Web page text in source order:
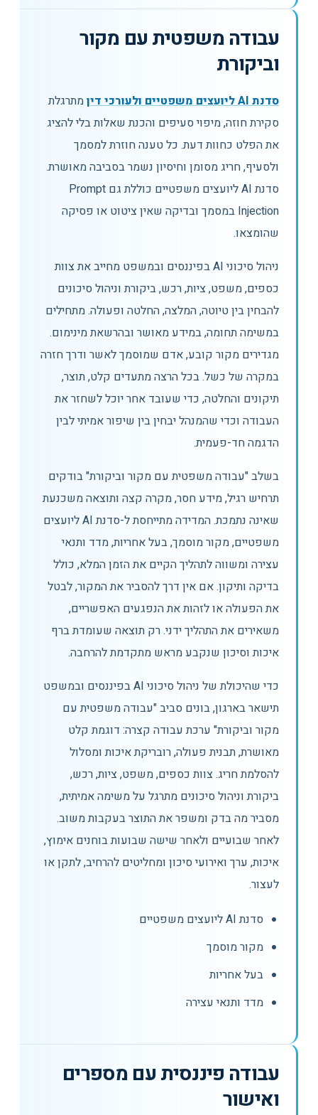
עבודה משפטית עם מקור
וביקורת
סדנת AI ליועצים משפטיים ולעורכי דין
מתרגלת
סקירת חוזה, מיפוי סעיפים והכנת שאלות בלי להציג
את הפלט כחוות דעת. כל טענה חוזרת למסמך
ולסעיף, חריג מסומן וחיסיון נשמר בסביבה מאושרת.
סדנת AI ליועצים משפטיים כוללת גם Prompt
Injection במסמך ובדיקה שאין ציטוט או פסיקה
שהומצאו.
ניהול סיכוני AI בפיננסים ובמשפט מחייב את צוות
כספים, משפט, ציות, רכש, ביקורת וניהול סיכונים
להבחין בין טיוטה, המלצה, החלטה ופעולה. מתחילים
במשימה תחומה, במידע מאושר ובהרשאת מינימום.
מגדירים מקור קובע, אדם שמוסמך לאשר ודרך חזרה
במקרה של כשל. בכל הרצה מתעדים קלט, תוצר,
תיקונים והחלטה, כדי שעובד אחר יוכל לשחזר את
העבודה וכדי שהמנהל יבחין בין שיפור אמיתי לבין
הדגמה חד-פעמית.
בשלב "עבודה משפטית עם מקור וביקורת" בודקים
תרחיש רגיל, מידע חסר, מקרה קצה ותוצאה משכנעת
שאינה נתמכת. המדידה מתייחסת ל-סדנת AI ליועצים
משפטיים, מקור מוסמך, בעל אחריות, מדד ותנאי
עצירה ומשווה לתהליך הקיים את הזמן המלא, כולל
בדיקה ותיקון. אם אין דרך להסביר את המקור, לבטל
את הפעולה או לזהות את הנפגעים האפשריים,
משאירים את התהליך ידני. רק תוצאה שעומדת ברף
איכות וסיכון שנקבע מראש מתקדמת להרחבה.
כדי שהיכולת של ניהול סיכוני AI בפיננסים ובמשפט
תישאר בארגון, בונים סביב "עבודה משפטית עם
מקור וביקורת" ערכת עבודה קצרה: דוגמת קלט
מאושרת, תבנית פעולה, רובריקת איכות ומסלול
להסלמת חריג. צוות כספים, משפט, ציות, רכש,
ביקורת וניהול סיכונים מתרגל על משימה אמיתית,
מסביר מה בדק ומשפר את התוצר בעקבות משוב.
לאחר שבועיים ולאחר שישה שבועות בוחנים אימוץ,
איכות, ערך ואירועי סיכון ומחליטים להרחיב, לתקן או
לעצור.
סדנת AI ליועצים משפטיים
מקור מוסמך
בעל אחריות
מדד ותנאי עצירה
עבודה פיננסית עם מספרים
ואישור